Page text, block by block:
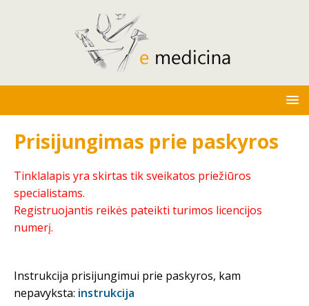
Prisijungimas prie paskyros
Tinklalapis yra skirtas tik sveikatos priežiūros
specialistams.
Registruojantis reikės pateikti turimos licencijos
numerį.
Instrukcija prisijungimui prie paskyros, kam
nepavyksta: instrukcija